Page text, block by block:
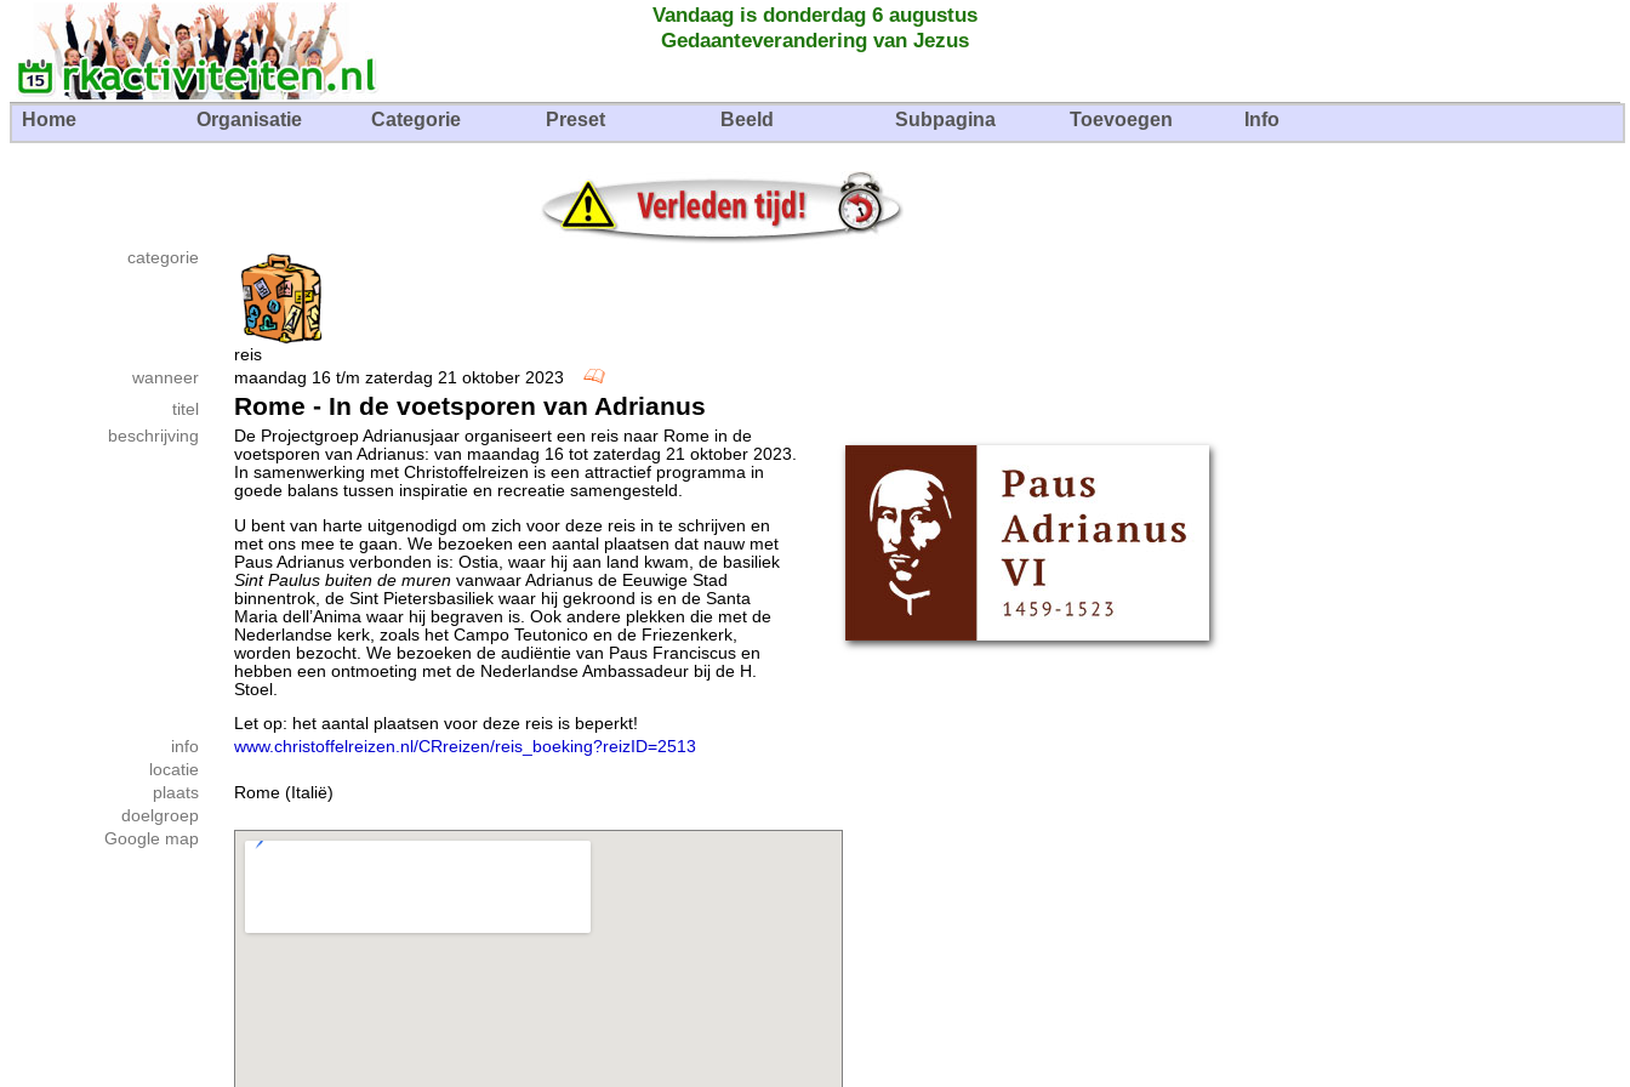
Vandaag is donderdag 6 augustus
Gedaanteverandering van Jezus
Home Organisatie Categorie Preset Beeld Subpagina Toevoegen Info
categorie
reis
wanneer
maandag 16 t/m zaterdag 21 oktober 2023
titel
Rome - In de voetsporen van Adrianus
beschrijving
De Projectgroep Adrianusjaar organiseert een reis naar Rome in de
voetsporen van Adrianus: van maandag 16 tot zaterdag 21 oktober 2023.
In samenwerking met Christoffelreizen is een attractief programma in
goede balans tussen inspiratie en recreatie samengesteld.
U bent van harte uitgenodigd om zich voor deze reis in te schrijven en
met ons mee te gaan. We bezoeken een aantal plaatsen dat nauw met
Paus Adrianus verbonden is: Ostia, waar hij aan land kwam, de basiliek
Sint Paulus buiten de muren vanwaar Adrianus de Eeuwige Stad
binnentrok, de Sint Pietersbasiliek waar hij gekroond is en de Santa
Maria dell’Anima waar hij begraven is. Ook andere plekken die met de
Nederlandse kerk, zoals het Campo Teutonico en de Friezenkerk,
worden bezocht. We bezoeken de audiëntie van Paus Franciscus en
hebben een ontmoeting met de Nederlandse Ambassadeur bij de H.
Stoel.
Let op: het aantal plaatsen voor deze reis is beperkt!
info
www.christoffelreizen.nl/CRreizen/reis_boeking?reizID=2513
locatie
plaats
Rome (Italië)
doelgroep
Google map